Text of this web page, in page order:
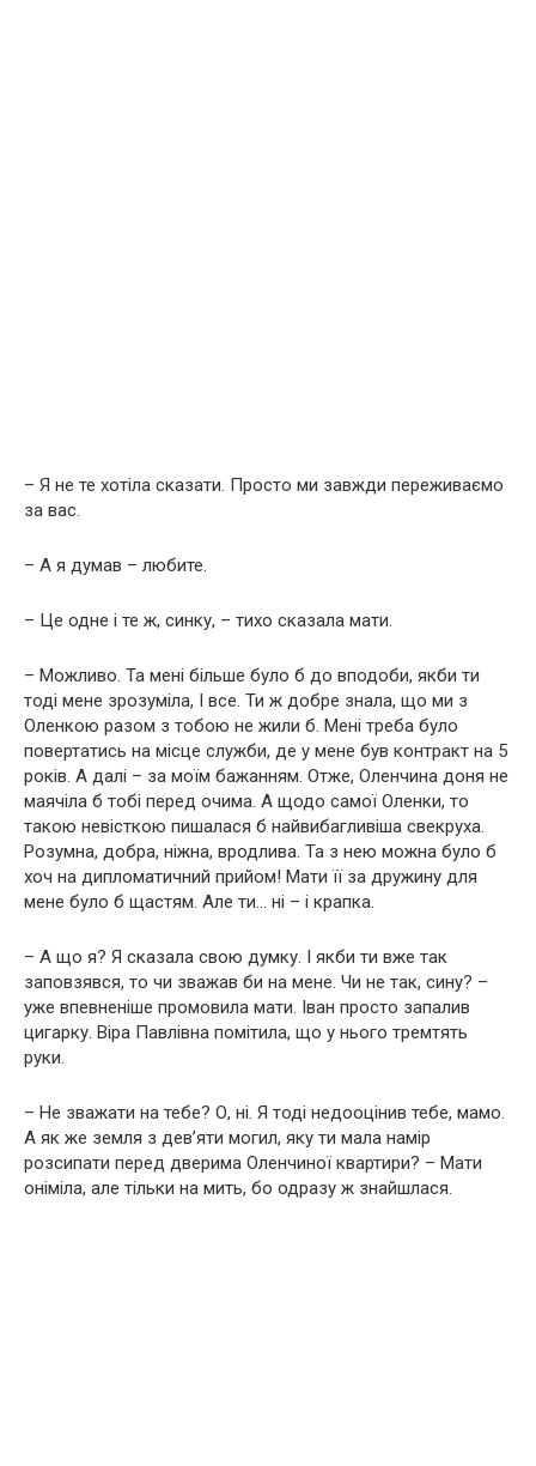
– Я не те хотіла сказати. Просто ми завжди переживаємо
за вас.
– А я думав – любите.
– Це одне і те ж, синку, – тихо сказала мати.
– Можливо. Та мені більше було б до вподоби, якби ти
тоді мене зрозуміла, І все. Ти ж добре знала, що ми з
Оленкою разом з тобою не жили б. Мені треба було
повертатись на місце служби, де у мене був контракт на 5
років. А далі – за моїм бажанням. Отже, Оленчина доня не
маячіла б тобі перед очима. А щодо самої Оленки, то
такою невісткою пишалася б найвибагливіша свекруха.
Розумна, добра, ніжна, вродлива. Та з нею можна було б
хоч на дипломатичний прийом! Мати її за дружину для
мене було б щастям. Але ти… ні – і крапка.
– А що я? Я сказала свою думку. І якби ти вже так
заповзявся, то чи зважав би на мене. Чи не так, сину? –
уже впевненіше промовила мати. Іван просто запалив
цигарку. Віра Павлівна помітила, що у нього тремтять
руки.
– Не зважати на тебе? О, ні. Я тоді недооцінив тебе, мамо.
А як же земля з дев’яти могил, яку ти мала намір
розсипати перед дверима Оленчиної квартири? – Мати
оніміла, але тільки на мить, бо одразу ж знайшлася.